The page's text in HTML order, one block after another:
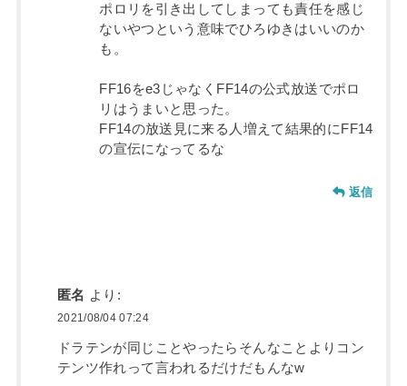
ポロリを引き出してしまっても責任を感じ
ないやつという意味でひろゆきはいいのか
も。
FF16をe3じゃなくFF14の公式放送でポロ
リはうまいと思った。
FF14の放送見に来る人増えて結果的にFF14
の宣伝になってるな
返信
匿名 より:
2021/08/04 07:24
ドラテンが同じことやったらそんなことよりコン
テンツ作れって言われるだけだもんなw